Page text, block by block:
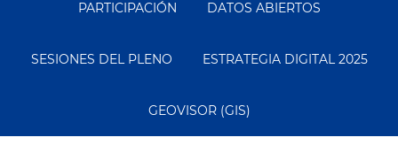
PARTICIPACIÓN DATOS ABIERTOS
SESIONES DEL PLENO ESTRATEGIA DIGITAL 2025
GEOVISOR (GIS)